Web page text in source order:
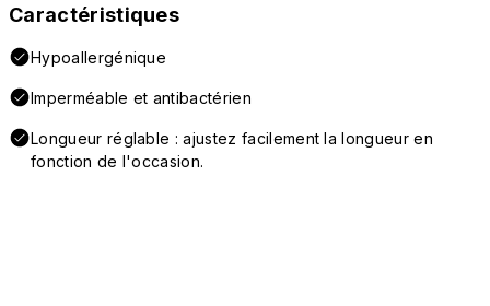
Caractéristiques
Hypoallergénique
Imperméable et antibactérien
Longueur réglable : ajustez facilement la longueur en
fonction de l'occasion.